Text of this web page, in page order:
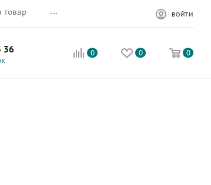
товар ... ВОЙТИ
36 0 0 0